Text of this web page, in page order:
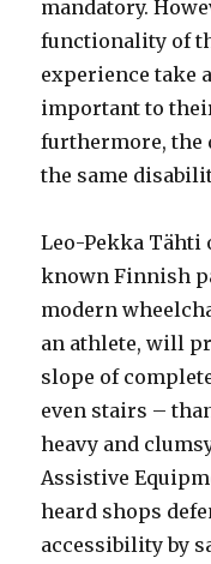
mandatory.
functionality of
experience take
important to
furthermore, the
the same
Leo-Pekka Tähti
known Finnish
modern
an athlete, will
slope of
even stairs –
heavy and
Assistive
heard shops
accessibility by